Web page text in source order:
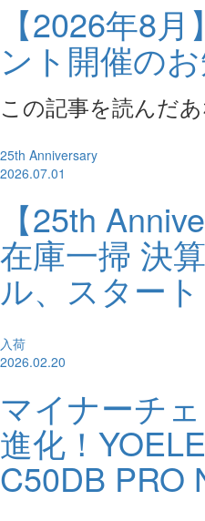
【2026年8
ント開催の
この記事を読んだ
25th Anniversary
2026.07.01
【25th
在庫一掃 決
ル、スタート
入荷
2026.02.20
マイナーチ
進化！
C50DB PRO